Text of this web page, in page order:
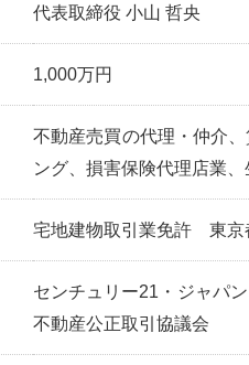
代表取締役 小山 哲央
1,000万円
不動産売買の代理・仲介
ング、損害保険代理店業
宅地建物取引業免許 東京
センチュリー21・ジャパ
不動産公正取引協議会